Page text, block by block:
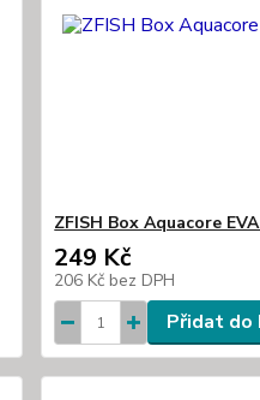
ZFISH Box Aquacore
249 Kč
206 Kč bez DPH
Přidat do